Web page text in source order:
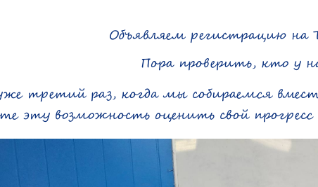
Объявляем регистрацию
Пора проверить, кто у
третий раз, когда мы собираемся
эту возможность оценить свой